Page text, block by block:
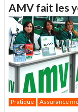
AMV fait les
Pratique Assurance